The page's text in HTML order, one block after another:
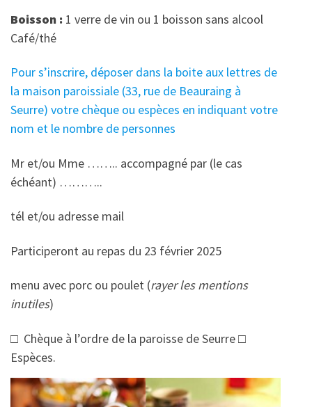
Boisson : 1 verre de vin ou 1 boisson sans alcool
Café/thé
Pour s’inscrire, déposer dans la boite aux lettres de
la maison paroissiale (33, rue de Beauraing à
Seurre) votre chèque ou espèces en indiquant votre
nom et le nombre de personnes
Mr et/ou Mme …….. accompagné par (le cas
échéant) ………..
tél et/ou adresse mail
Participeront au repas du 23 février 2025
menu avec porc ou poulet (rayer les mentions
inutiles)
□ Chèque à l’ordre de la paroisse de Seurre □
Espèces.